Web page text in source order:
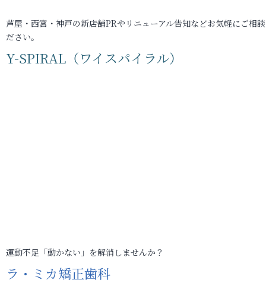
芦屋・西宮・神戸の新店舗PRやリニューアル告知などお気軽にご相
ださい。
Y-SPIRAL（ワイスパイラル）
運動不足「動かない」を解消しませんか？
ラ・ミカ矯正歯科